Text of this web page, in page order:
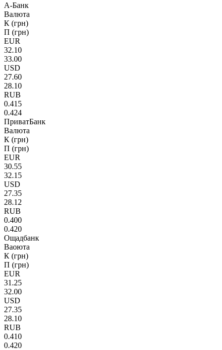
А-Банк
Валюта
К (грн)
П (грн)
EUR
32.10
33.00
USD
27.60
28.10
RUB
0.415
0.424
ПриватБанк
Валюта
К (грн)
П (грн)
EUR
30.55
32.15
USD
27.35
28.12
RUB
0.400
0.420
Ощадбанк
Ваоюта
К (грн)
П (грн)
EUR
31.25
32.00
USD
27.35
28.10
RUB
0.410
0.420